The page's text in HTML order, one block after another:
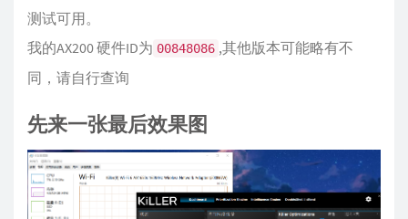
测试可用。
我的AX200 硬件ID为 00848086 ,其他版本可能略有不
同，请自行查询
先来一张最后效果图